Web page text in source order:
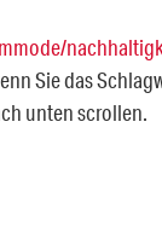
Sie das
unten scrollen.